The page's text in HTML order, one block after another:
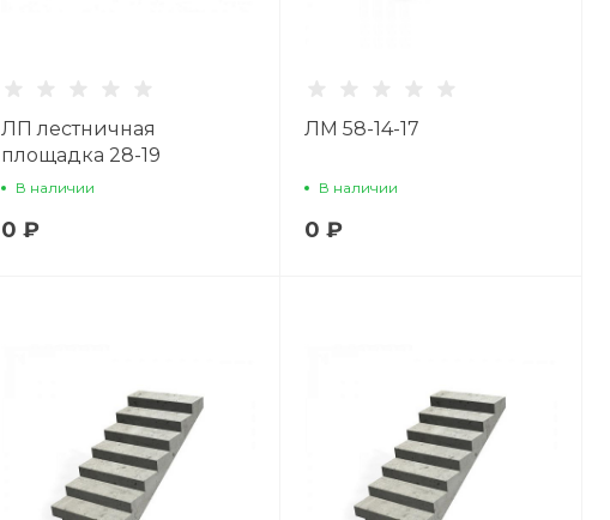
ЛП лестничная
площадка 28-19
В наличии
0 ₽
ЛМ 58-14-17
В наличии
0 ₽